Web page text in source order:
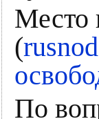
Место
(
По